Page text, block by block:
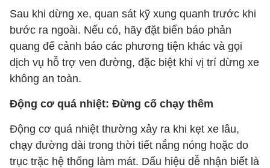
Sau khi dừng xe, quan sát kỹ xung quanh trước khi
bước ra ngoài. Nếu có, hãy đặt biển báo phản
quang để cảnh báo các phương tiện khác và gọi
dịch vụ hỗ trợ ven đường, đặc biệt khi vị trí dừng xe
không an toàn.
Động cơ quá nhiệt: Đừng cố chạy thêm
Động cơ quá nhiệt thường xảy ra khi kẹt xe lâu,
chạy đường dài trong thời tiết nắng nóng hoặc do
trục trặc hệ thống làm mát. Dấu hiệu dễ nhận biết là